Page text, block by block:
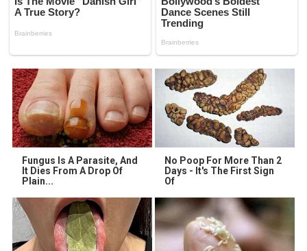
Fungus Is A Parasite, And
It Dies From A Drop Of
Plain...
No Poop For More Than 2
Days - It's The First Sign
Of